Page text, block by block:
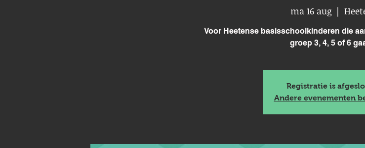
ma 16 aug
  |
Voor Heetense basisschoolkinderen die
groep 3, 4, 5 of 6
Registratie is
Andere evenementen